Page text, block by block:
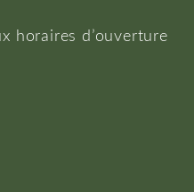
horaires d’ouverture